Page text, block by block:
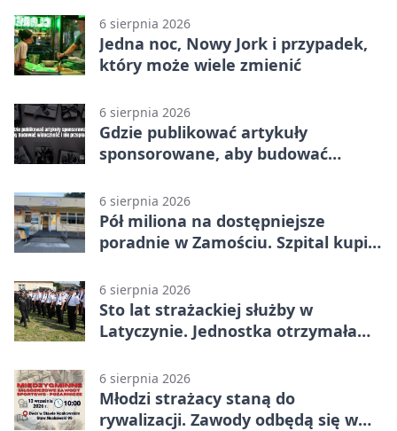
6 sierpnia 2026
Jedna noc, Nowy Jork i przypadek,
który może wiele zmienić
6 sierpnia 2026
Gdzie publikować artykuły
sponsorowane, aby budować
6 sierpnia 2026
Pół miliona na dostępniejsze
poradnie w Zamościu. Szpital kupi
6 sierpnia 2026
Sto lat strażackiej służby w
Latyczynie. Jednostka otrzymała
6 sierpnia 2026
Młodzi strażacy staną do
rywalizacji. Zawody odbędą się w